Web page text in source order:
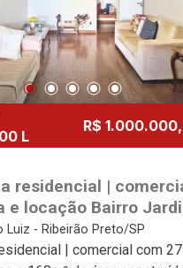
L
R$
residencial |
e locação Bairro
a Avenida
- Ribeirão
Luiz - Ribeirão Preto/SP
| comercial com